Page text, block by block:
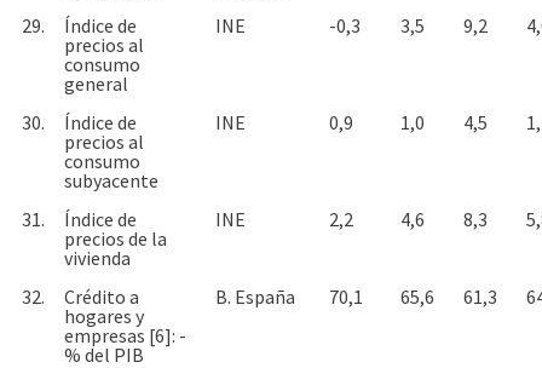
29.
Índice de
precios al
consumo
general
INE -0,3 3,5 9,2
30.
Índice de
precios al
consumo
subyacente
INE 0,9 1,0 4,5
31.
Índice de
precios de la
vivienda
INE 2,2 4,6 8,3
32.
Crédito a
hogares y
empresas [6]: -
% del PIB
B. España 70,1 65,6 61,3